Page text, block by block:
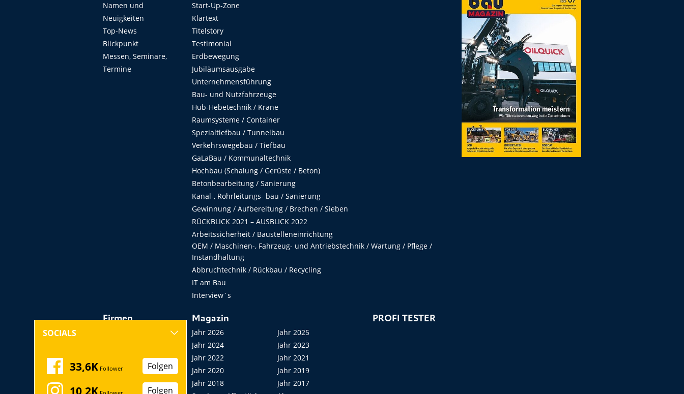
Namen und
Neuigkeiten
Top-News
Blickpunkt
Messen, Seminare,
Termine
Start-Up-Zone
Klartext
Titelstory
Testimonial
Erdbewegung
Jubiläumsausgabe
Unternehmensführung
Bau- und Nutzfahrzeuge
Hub-Hebetechnik / Krane
Raumsysteme / Container
Spezialtiefbau / Tunnelbau
Verkehrswegebau / Tiefbau
GaLaBau / Kommunaltechnik
Hochbau (Schalung / Gerüste / Beton)
Betonbearbeitung / Sanierung
Kanal-, Rohrleitungs- bau / Sanierung
Gewinnung / Aufbereitung / Brechen / Sieben
RÜCKBLICK 2021 – AUSBLICK 2022
Arbeitssicherheit / Baustelleneinrichtung
OEM / Maschinen-, Fahrzeug- und Antriebstechnik / Wartung / Pflege /
Instandhaltung
Abbruchtechnik / Rückbau / Recycling
IT am Bau
Interview´s
Firmen
Messen, Seminare,
Kongresse
Magazin
Jahr 2026
Jahr 2025
Jahr 2024
Jahr 2023
Jahr 2022
Jahr 2021
Jahr 2020
Jahr 2019
Jahr 2018
Jahr 2017
PROFI TESTER
SOCIALS
33,6K Follower Folgen
10,2K Follower Folgen